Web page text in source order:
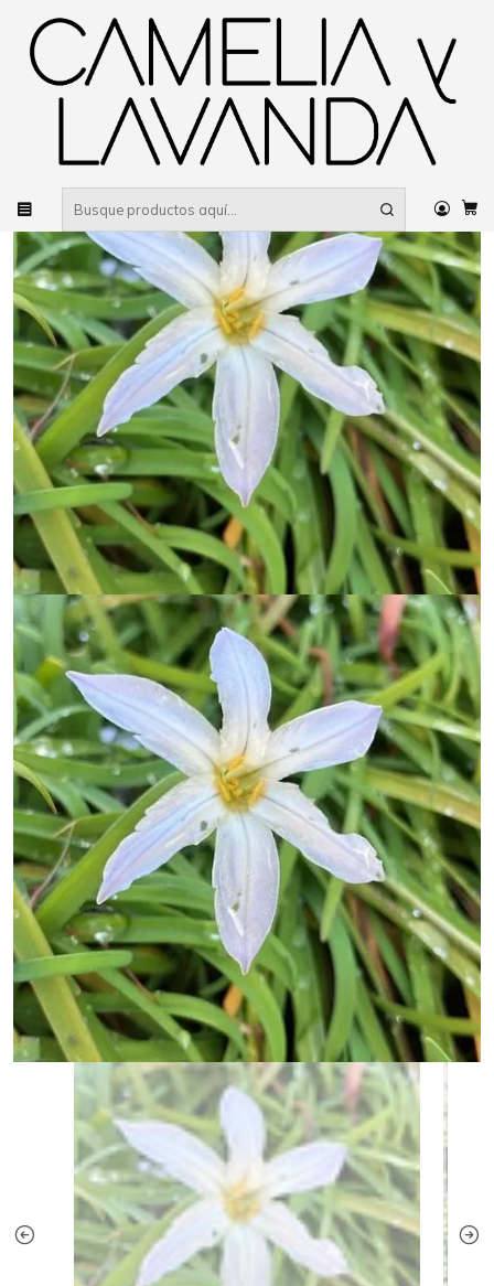
Inicio Planta Flores Flores de temporada Bulbos y Geófitas
Ipheion Blanco